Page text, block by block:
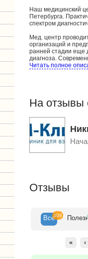
Наш медицинский
Петербурга.
спектром
Мед. центр
организаций и
ранней стадии еще
диагноза.
точной и ранней
исследований.
нашей клинике
Наш медицинский
обеспечит
Читать полное
На отзывы
Отзывы
Все308
« ‹